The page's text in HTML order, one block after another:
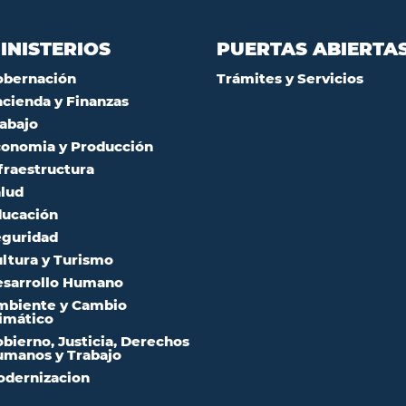
y Finanzas
y Producción
y Turismo
Humano
y Cambio
Justicia, Derechos
y Trabajo
PUERTAS
Trámites y Servicios